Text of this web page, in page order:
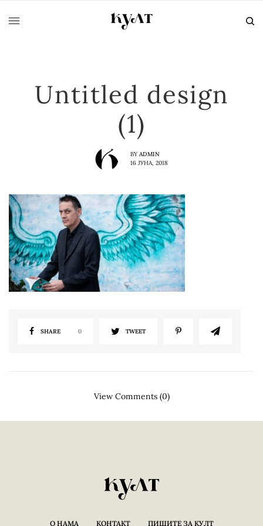
Untitled design
(1)
BY ADMIN
16 ЈУНА, 2018
SHARE 0 TWEET
View Comments (0)
О НАМА КОНТАКТ ПИШИТЕ ЗА КУЛТ